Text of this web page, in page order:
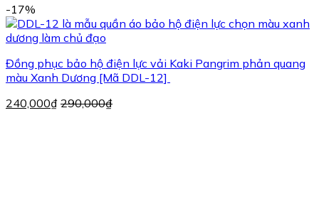
-17%
Đồng phục bảo hộ điện lực vải Kaki Pangrim phản quang
màu Xanh Dương [Mã DDL-12]
240,000₫ 290,000₫